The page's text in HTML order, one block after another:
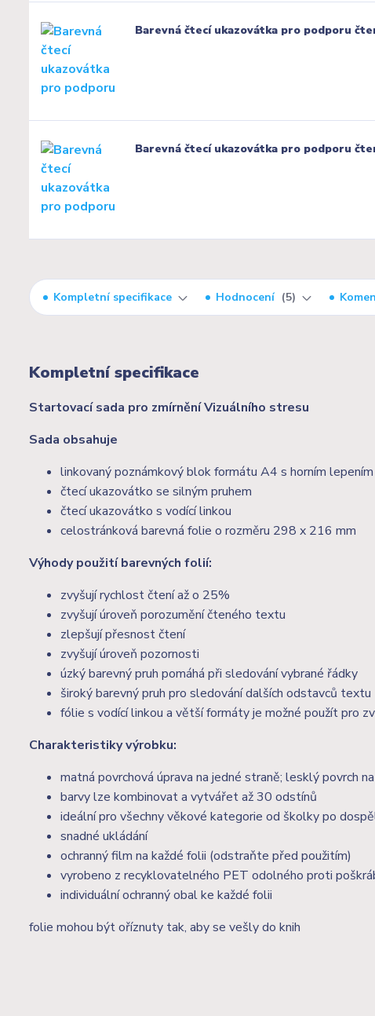
Barevná čtecí ukazovátka pro podporu
Barevná čtecí ukazovátka pro podporu
Kompletní specifikace Hodnocení 5
Kompletní specifikace
Startovací sada pro zmírnění Vizuálního stresu
Sada obsahuje
linkovaný poznámkový blok formátu A4 s horním
čtecí ukazovátko se silným pruhem
čtecí ukazovátko s vodící linkou
celostránková barevná folie o rozměru 298 x 216 mm
Výhody použití barevných folií:
zvyšují rychlost čtení až o 25%
zvyšují úroveň porozumění čteného textu
zlepšují přesnost čtení
zvyšují úroveň pozornosti
úzký barevný pruh pomáhá při sledování vybrané řádky
široký barevný pruh pro sledování dalších odstavců textu
fólie s vodící linkou a větší formáty je možné použít pro
Charakteristiky výrobku:
matná povrchová úprava na jedné straně; lesklý povrch
barvy lze kombinovat a vytvářet až 30 odstínů
ideální pro všechny věkové kategorie od školky po
snadné ukládání
ochranný film na každé folii (odstraňte před použitím)
vyrobeno z recyklovatelného PET odolného proti
individuální ochranný obal ke každé folii
folie mohou být oříznuty tak, aby se vešly do knih